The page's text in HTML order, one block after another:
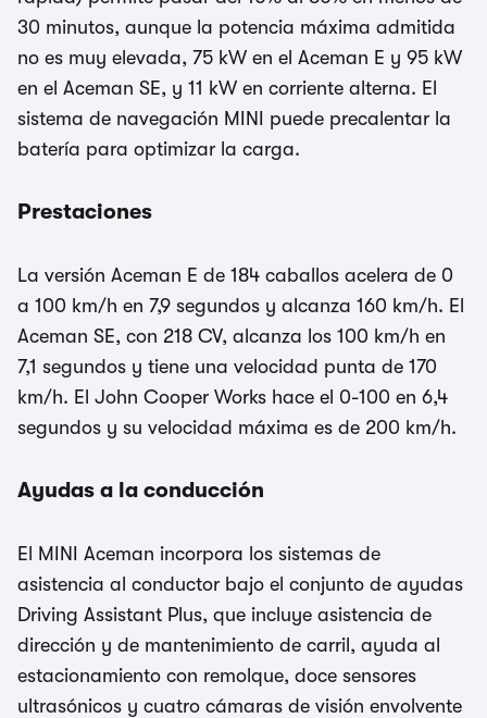
30 minutos, aunque la potencia máxima admitida
no es muy elevada, 75 kW en el Aceman E y 95 kW
en el Aceman SE, y 11 kW en corriente alterna. El
sistema de navegación MINI puede precalentar la
batería para optimizar la carga.
Prestaciones
La versión Aceman E de 184 caballos acelera de 0
a 100 km/h en 7,9 segundos y alcanza 160 km/h. El
Aceman SE, con 218 CV, alcanza los 100 km/h en
7,1 segundos y tiene una velocidad punta de 170
km/h. El John Cooper Works hace el 0-100 en 6,4
segundos y su velocidad máxima es de 200 km/h.
Ayudas a la conducción
El MINI Aceman incorpora los sistemas de
asistencia al conductor bajo el conjunto de ayudas
Driving Assistant Plus, que incluye asistencia de
dirección y de mantenimiento de carril, ayuda al
estacionamiento con remolque, doce sensores
ultrasónicos y cuatro cámaras de visión envolvente